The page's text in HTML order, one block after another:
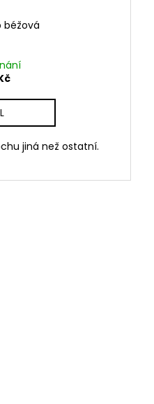
béžová
jiná než ostatní.